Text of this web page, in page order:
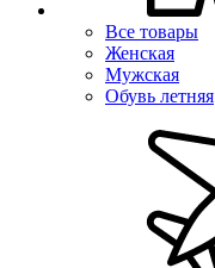
Все товары
Женская
Мужская
Обувь летняя